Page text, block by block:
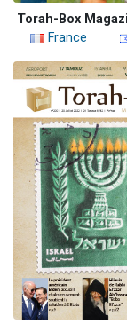
Torah-Box
France